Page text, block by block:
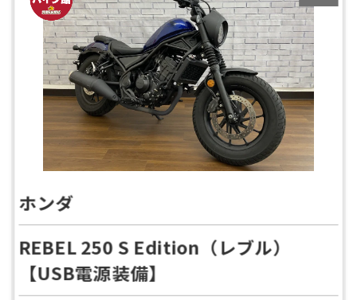
ホンダ
REBEL 250 S Edition（レブル）
【USB電源装備】